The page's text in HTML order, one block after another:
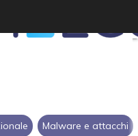
Malware e attacchi